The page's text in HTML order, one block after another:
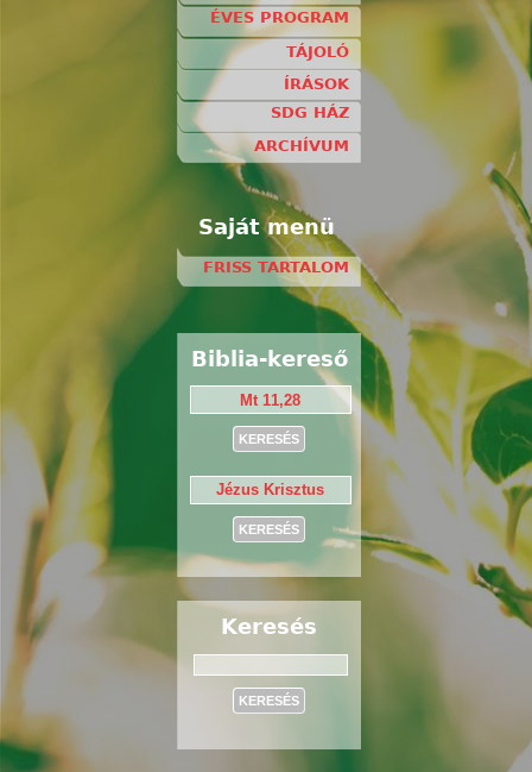
ÉVES PROGRAM
TÁJOLÓ
ÍRÁSOK
SDG HÁZ
ARCHÍVUM
Saját menü
FRISS TARTALOM
Biblia-kereső
Keresés